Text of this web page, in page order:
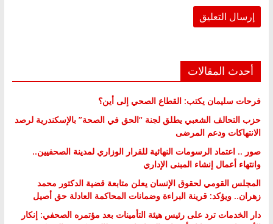
أحدث المقالات
فرحات سليمان يكتب: القطاع الصحي إلى أين؟
حزب التحالف الشعبي يطلق لجنة “الحق في الصحة” بالإسكندرية لرصد
الانتهاكات ودعم المرضى
صور .. اعتماد الرسومات النهائية للقرار الوزاري لمدينة الصحفيين..
وانتهاء أعمال إنشاء المبنى الإداري
المجلس القومي لحقوق الإنسان يعلن متابعة قضية الدكتور محمد
زهران.. ويؤكد: قرينة البراءة وضمانات المحاكمة العادلة حق أصيل
دار الخدمات ترد على رئيس هيئة التأمينات بعد مؤتمره الصحفي: إنكار